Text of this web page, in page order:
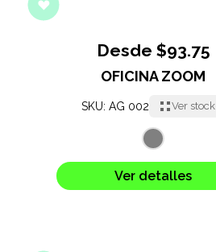
Herramientas
Desde $93.75
OFICINA ZOOM
SKU: AG 002 Ver stock
Ver detalles